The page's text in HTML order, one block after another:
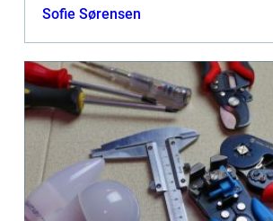
Sofie Sørensen